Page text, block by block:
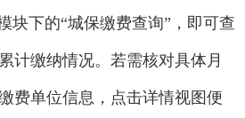
块下的“城保缴费查询”，即可查
计缴纳情况。若需核对具体月
费单位信息，点击详情视图便